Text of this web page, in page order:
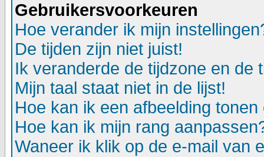
Gebruikersvoorkeuren
Hoe verander ik mijn
De tijden zijn niet juist!
Ik veranderde de tijdzone en de
Mijn taal staat niet in de lijst!
Hoe kan ik een afbeelding
Hoe kan ik mijn rang
Waneer ik klik op de e-mail van